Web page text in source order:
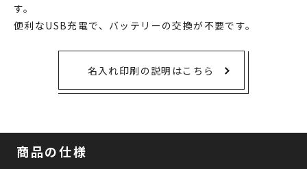
す。
便利なUSB充電で、バッテリーの交換が不要です。
名入れ印刷の説明はこちら
商品の仕様